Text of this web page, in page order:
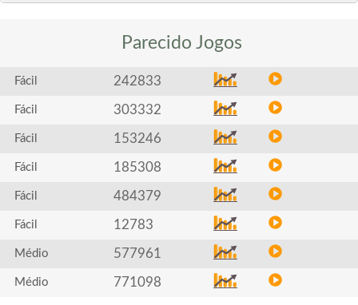
Parecido Jogos
Fácil 242833
Fácil 303332
Fácil 153246
Fácil 185308
Fácil 484379
Fácil 12783
Médio 577961
Médio 771098